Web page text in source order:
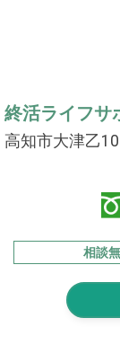
終活ライフサ
高知市大津乙
相談